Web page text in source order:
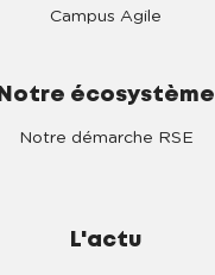
Campus Agile
Notre écosystème
Notre démarche RSE
L'actu